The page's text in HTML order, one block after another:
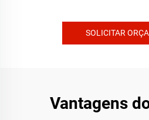
SOLICITAR
Vantagens